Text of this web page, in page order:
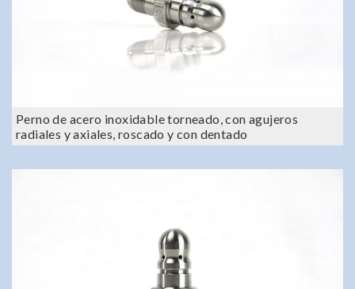
Perno de acero inoxidable torneado, con agujeros
radiales y axiales, roscado y con dentado